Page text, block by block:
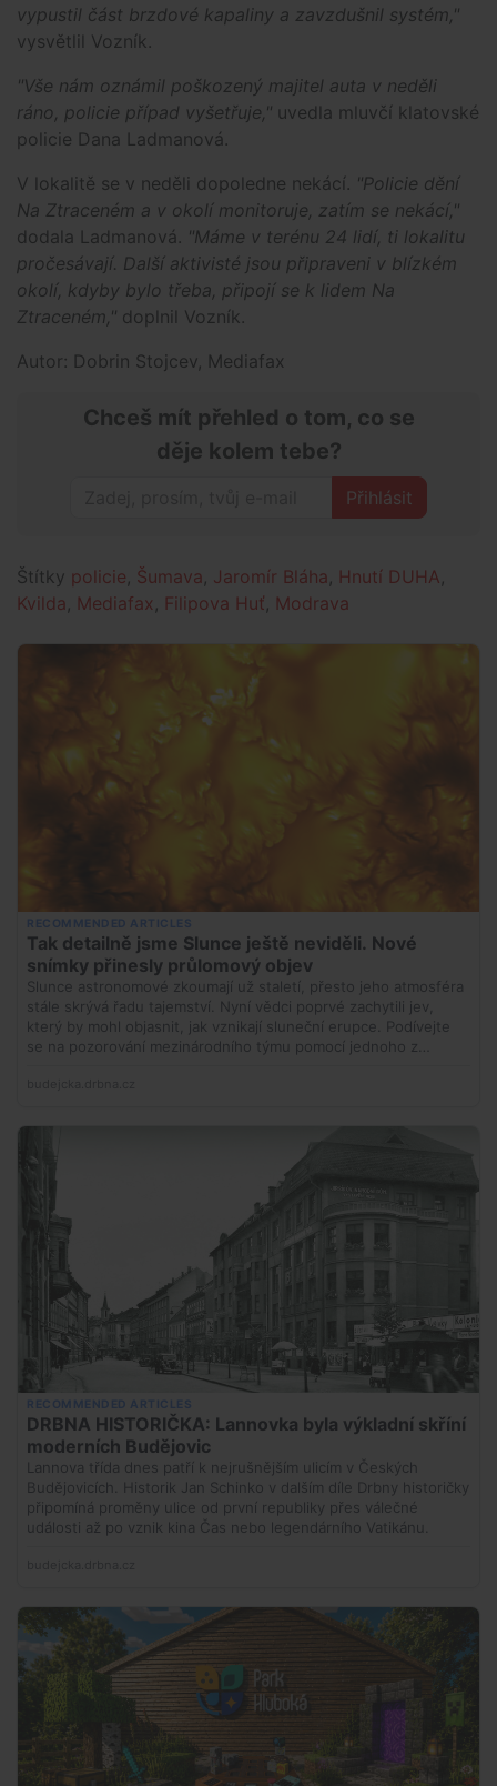
vypustil část brzdové kapaliny a zavzdušnil systém,"
vysvětlil Vozník.
"Vše nám oznámil poškozený majitel auta v neděli
ráno, policie případ vyšetřuje," uvedla mluvčí klatovské
policie Dana Ladmanová.
V lokalitě se v neděli dopoledne nekácí. "Policie dění
Na Ztraceném a v okolí monitoruje, zatím se nekácí,"
dodala Ladmanová. "Máme v terénu 24 lidí, ti lokalitu
pročesávají. Další aktivisté jsou připraveni v blízkém
okolí, kdyby bylo třeba, připojí se k lidem Na
Ztraceném," doplnil Vozník.
Autor: Dobrin Stojcev, Mediafax
Chceš mít přehled o tom, co se
děje kolem tebe?
Přihlásit
Štítky policie Šumava Jaromír Bláha Hnutí DUHA
Kvilda Mediafax Filipova Huť Modrava